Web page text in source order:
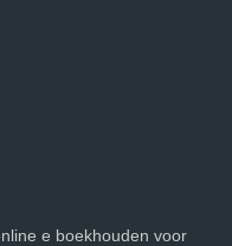
e boekhouden voor